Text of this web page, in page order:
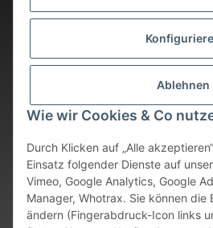
Ablehnen
Wie wir Cookies & Co
Durch Klicken auf „Alle
Einsatz folgender Dienste auf
Vimeo, Google Analytics, Google
Manager, Whotrax. Sie können die
ändern (Fingerabdruck-Icon links
Vertrag